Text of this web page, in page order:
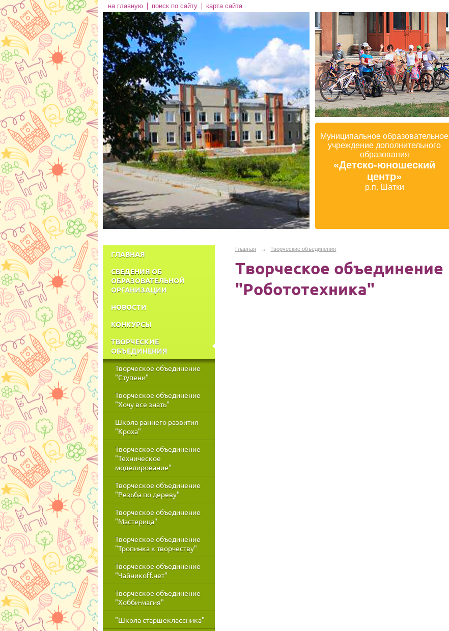
на главную поиск по сайту карта сайта
Муниципальное образовательное
учреждение дополнительного
образования
«Детско-юношеский
центр»
р.п. Шатки
ГЛАВНАЯ
СВЕДЕНИЯ ОБ
ОБРАЗОВАТЕЛЬНОЙ
ОРГАНИЗАЦИИ
НОВОСТИ
КОНКУРСЫ
ТВОРЧЕСКИЕ
ОБЪЕДИНЕНИЯ
Творческое объединение
"Ступени"
Творческое объединение
"Хочу все знать"
Школа раннего развития
"Кроха"
Творческое объединение
"Техническое
моделирование"
Творческое объединение
"Резьба по дереву"
Творческое объединение
"Мастерица"
Творческое объединение
"Тропинка к творчеству"
Творческое объединение
"Чайникоff.нет"
Творческое объединение
"Хобби-магия"
"Школа старшеклассника"
Главная → Творческие объединения
Творческое объединение
"Робототехника"